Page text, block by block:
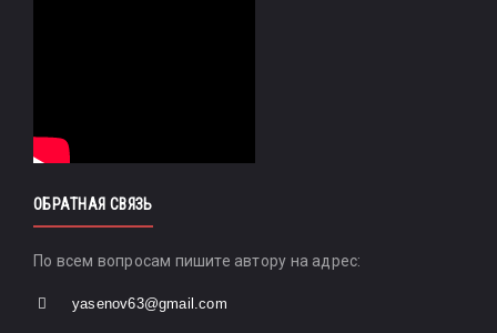
ОБРАТНАЯ СВЯЗЬ
По всем вопросам пишите автору на адрес:
yasenov63@gmail.com